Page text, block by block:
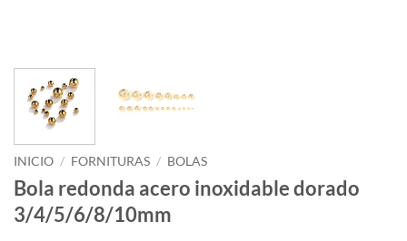
INICIO / FORNITURAS / BOLAS
Bola redonda acero inoxidable dorado
3/4/5/6/8/10mm